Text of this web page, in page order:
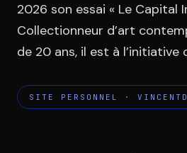
2026 son essai « Le Capital
Collectionneur d’art
de 20 ans, il est à l’initiative
SITE PERSONNEL ·